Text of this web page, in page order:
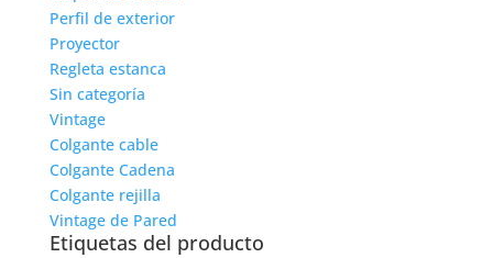
Perfil de exterior
Proyector
Regleta estanca
Sin categoría
Vintage
Colgante cable
Colgante Cadena
Colgante rejilla
Vintage de Pared
Etiquetas del producto